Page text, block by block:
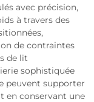
avec précision,
à travers des
de contraintes
de lit
sophistiquée
peuvent supporter
en conservant une